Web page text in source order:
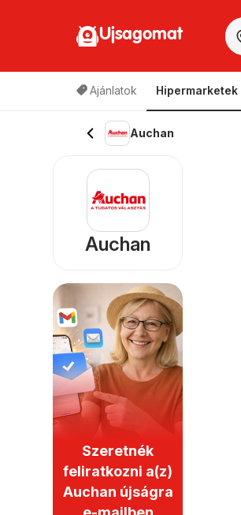
Ujsagomat
Ajánlatok Hipermarketek
Auchan
Auchan
Szeretnék
feliratkozni a(z)
Auchan újságra